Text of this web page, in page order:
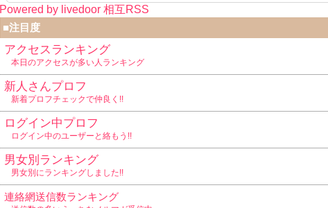
www
Powered by livedoor 相互RSS
■注目度
アクセスランキング
本日のアクセスが多い人ランキング
新人さんプロフ
新着プロフチェックで仲良く!!
ログイン中プロフ
ログイン中のユーザーと絡もう!!
男女別ランキング
男女別にランキングしました!!
連絡網送信数ランキング